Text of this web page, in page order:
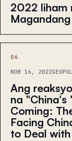
2022 liham
06
NOB 16, 2022
Ang
na "China's
Coming:
Facing
to Deal